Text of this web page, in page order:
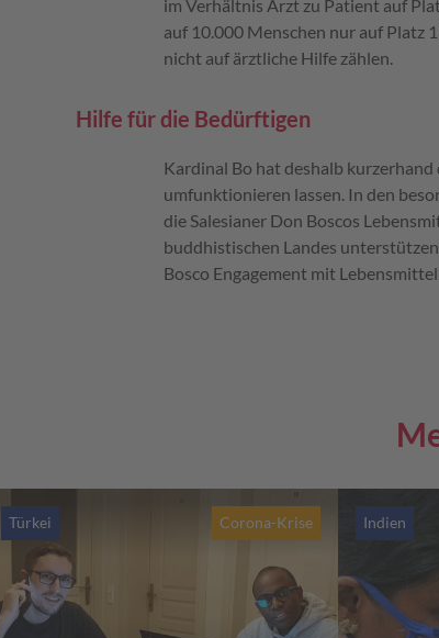
im Verhältnis Arzt zu Patient auf
auf 10.000 Menschen nur auf Platz
nicht auf ärztliche Hilfe zählen.
Hilfe für die Bedürftigen
Kardinal Bo hat deshalb
umfunktionieren lassen. In den
die Salesianer Don Boscos
buddhistischen Landes
Bosco Engagement mit
Türkei Corona-Krise Indien